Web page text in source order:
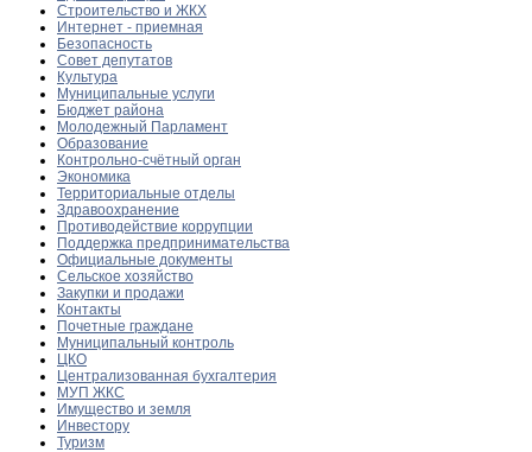
Строительство и ЖКХ
Интернет - приемная
Безопасность
Совет депутатов
Культура
Муниципальные услуги
Бюджет района
Молодежный Парламент
Образование
Контрольно-счётный орган
Экономика
Территориальные отделы
Здравоохранение
Противодействие коррупции
Поддержка предпринимательства
Официальные документы
Сельское хозяйство
Закупки и продажи
Контакты
Почетные граждане
Муниципальный контроль
ЦКО
Централизованная бухгалтерия
МУП ЖКС
Имущество и земля
Инвестору
Туризм